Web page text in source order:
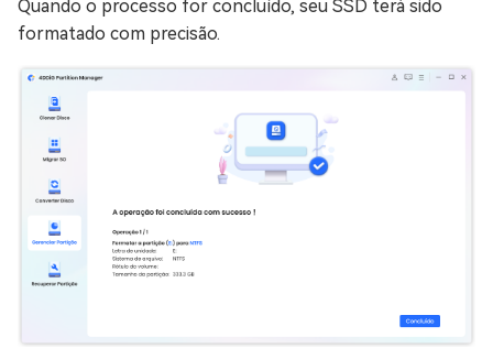
Quando o processo for concluído, seu SSD terá sido
formatado com precisão.